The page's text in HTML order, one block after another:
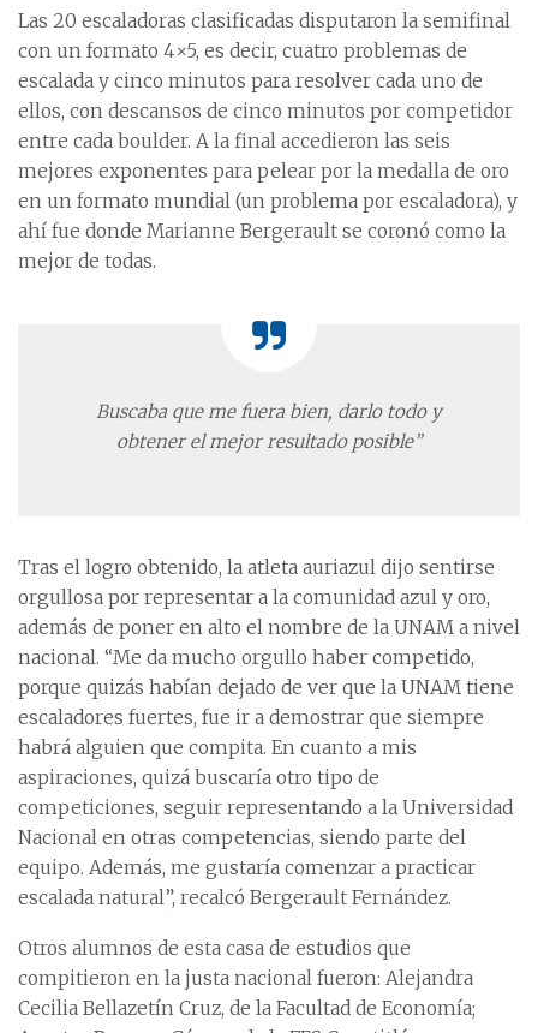
Las 20 escaladoras clasificadas disputaron la semifinal
con un formato 4×5, es decir, cuatro problemas de
escalada y cinco minutos para resolver cada uno de
ellos, con descansos de cinco minutos por competidor
entre cada boulder. A la final accedieron las seis
mejores exponentes para pelear por la medalla de oro
en un formato mundial (un problema por escaladora), y
ahí fue donde Marianne Bergerault se coronó como la
mejor de todas.
Buscaba que me fuera bien, darlo todo y
obtener el mejor resultado posible”
Tras el logro obtenido, la atleta auriazul dijo sentirse
orgullosa por representar a la comunidad azul y oro,
además de poner en alto el nombre de la UNAM a nivel
nacional. “Me da mucho orgullo haber competido,
porque quizás habían dejado de ver que la UNAM tiene
escaladores fuertes, fue ir a demostrar que siempre
habrá alguien que compita. En cuanto a mis
aspiraciones, quizá buscaría otro tipo de
competiciones, seguir representando a la Universidad
Nacional en otras competencias, siendo parte del
equipo. Además, me gustaría comenzar a practicar
escalada natural”, recalcó Bergerault Fernández.
Otros alumnos de esta casa de estudios que
compitieron en la justa nacional fueron: Alejandra
Cecilia Bellazetín Cruz, de la Facultad de Economía;